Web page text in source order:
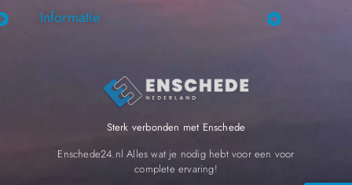
Informatie
Sterk verbonden met Enschede
Enschede24.nl Alles wat je nodig hebt voor een voor
complete ervaring!